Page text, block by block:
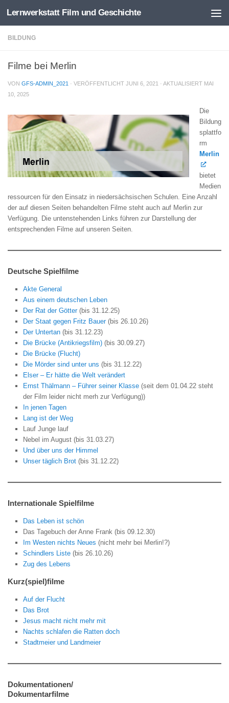
Zum Inhalt springen
Lernwerkstatt Film und Geschichte
BILDUNG
Filme bei Merlin
VON GFS-ADMIN_2021 · VERÖFFENTLICHT JUNI 6, 2021 · AKTUALISIERT MAI
10, 2025
Die
Bildung
splattfo
rm
Merlin
bietet
Medien
ressourcen für den Einsatz in niedersächsischen Schulen. Eine Anzahl
der auf diesen Seiten behandelten Filme steht auch auf Merlin zur
Verfügung. Die untenstehenden Links führen zur Darstellung der
entsprechenden Filme auf unseren Seiten.
Deutsche Spielfilme
Akte General
Aus einem deutschen Leben
Der Rat der Götter (bis 31.12.25)
Der Staat gegen Fritz Bauer (bis 26.10.26)
Der Untertan (bis 31.12.23)
Die Brücke (Antikriegsfilm) (bis 30.09.27)
Die Brücke (Flucht)
Die Mörder sind unter uns (bis 31.12.22)
Elser – Er hätte die Welt verändert
Ernst Thälmann – Führer seiner Klasse (seit dem 01.04.22 steht
der Film leider nicht merh zur Verfügung))
In jenen Tagen
Lang ist der Weg
Lauf Junge lauf
Nebel im August (bis 31.03.27)
Und über uns der Himmel
Unser täglich Brot (bis 31.12.22)
Internationale Spielfilme
Das Leben ist schön
Das Tagebuch der Anne Frank (bis 09.12.30)
Im Westen nichts Neues (nicht mehr bei Merlin!?)
Schindlers Liste (bis 26.10.26)
Zug des Lebens
Kurz(spiel)filme
Auf der Flucht
Das Brot
Jesus macht nicht mehr mit
Nachts schlafen die Ratten doch
Stadtmeier und Landmeier
Dokumentationen/
Dokumentarfilme